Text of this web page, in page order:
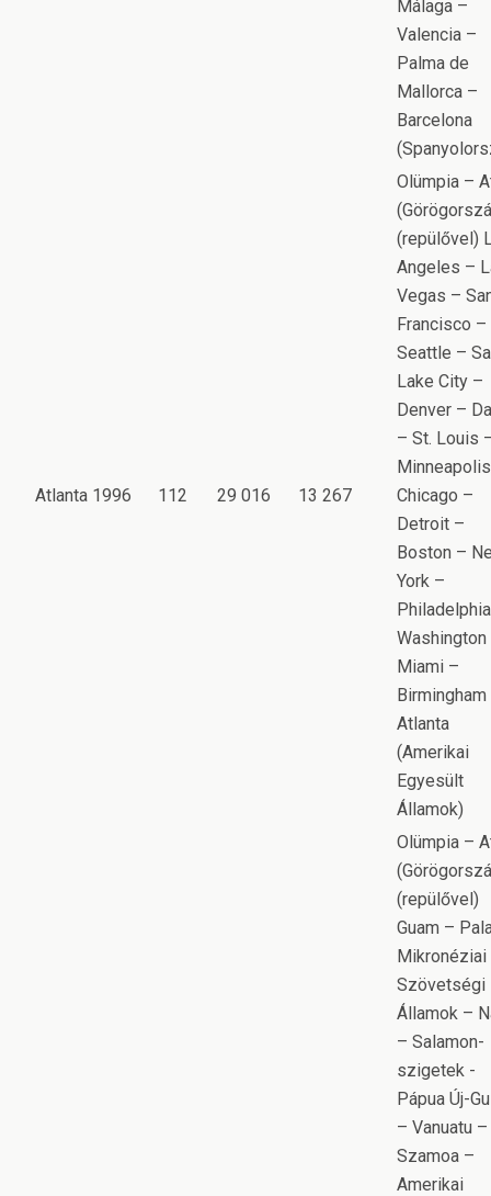
Málaga –
Valencia –
Palma de
Mallorca –
Barcelona
Atlanta 1996 112 29 016 13 267
Olümpia –
(repülővel)
Angeles –
Vegas –
Francisco –
Seattle –
Lake City –
Denver –
– St. Louis
Chicago –
Detroit –
Boston –
York –
Miami –
Atlanta
(Amerikai
Egyesült
Államok)
Olümpia –
(repülővel)
Guam –
Mikronéziai
Szövetségi
Államok –
– Salamon-
szigetek -
Pápua Új-
– Vanuatu –
Szamoa –
Amerikai